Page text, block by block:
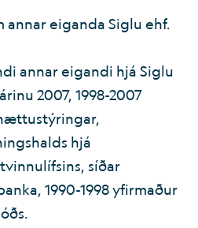
annar eiganda Siglu ehf.
annar eigandi hjá Siglu
2007, 1998-2007
hjá
síðar
1990-1998 yfirmaður